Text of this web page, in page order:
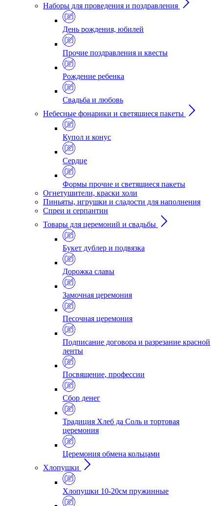
Наборы для проведения и поздравления
День рождения, юбилей
Прочие поздравления и квесты
Рождение ребенка
Свадьба и любовь
Небесные фонарики и светящиеся пакеты
Купол и конус
Сердце
Формы прочие и светящиеся пакеты
Огнетушители, краски холи
Пиньяты, игрушки и сладости для наполнения
Спреи и серпантин
Товары для церемоний и свадьбы
Букет дублер и подвязка
Дорожка славы
Замочная церемония
Песочная церемония
Подписание договора и разрезание красной
ленты
Посвящение, профессии
Сбор денег
Традиция Хлеб да Соль и тортовая
церемония
Церемония обмена кольцами
Хлопушки
Хлопушки 10-20см пружинные